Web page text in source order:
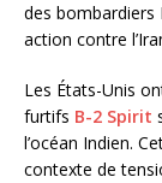
des bombardiers
action contre
Les États-Unis
furtifs B-2 Spirit
l’océan Indien.
contexte de